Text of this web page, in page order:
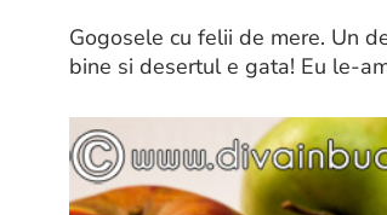
Gogosele cu felii de mere. Un
bine si desertul e gata! Eu le-